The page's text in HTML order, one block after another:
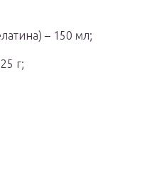
– 150 мл;
г;